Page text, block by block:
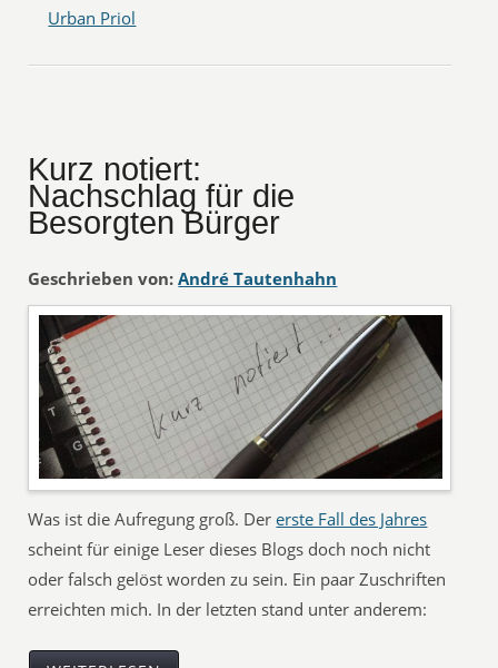
Urban Priol
Kurz notiert:
Nachschlag für die
Besorgten Bürger
Geschrieben von: André Tautenhahn
Was ist die Aufregung groß. Dererste Fall des Jahres
scheint für einige Leser dieses Blogs doch noch nicht
oder falsch gelöst worden zu sein. Ein paar Zuschriften
erreichten mich. In der letzten stand unter anderem: